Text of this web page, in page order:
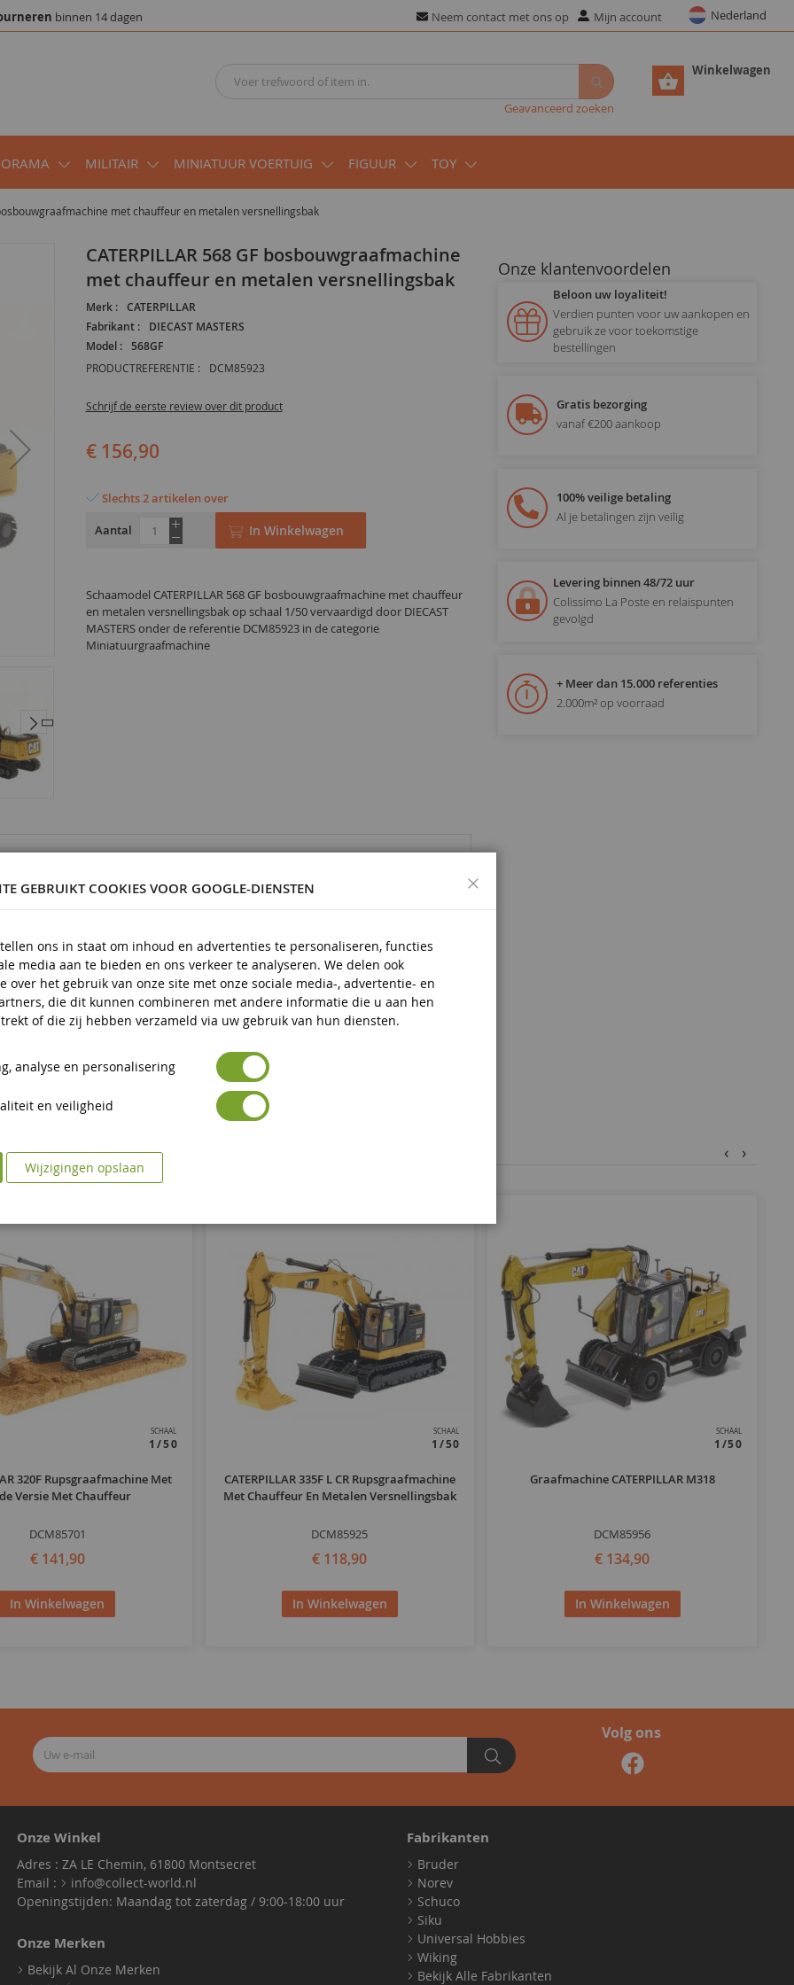
binnen 14 dagen Neem contact met ons op Mijn account Nederland
Winkelwagen
Geavanceerd zoeken
MILITAIR MINIATUUR VOERTUIG FIGUUR TOY
bosbouwgraafmachine met chauffeur en metalen versnellingsbak
CATERPILLAR 568 GF bosbouwgraafmachine
met chauffeur en metalen versnellingsbak
Merk :
CATERPILLAR
Fabrikant :
DIECAST MASTERS
Model :
568GF
PRODUCTREFERENTIE : DCM85923
Schrijf de eerste review over dit product
€ 156,90
Slechts 2 artikelen over
Aantal
In Winkelwagen
Schaamodel CATERPILLAR 568 GF bosbouwgraafmachine met chauffeur
en metalen versnellingsbak op schaal 1/50 vervaardigd door DIECAST
MASTERS onder de referentie DCM85923 in de categorie
Miniatuurgraafmachine
kunststof
ouder
Onze klantenvoordelen
Beloon uw loyaliteit!
Verdien punten voor uw aankopen en
gebruik ze voor toekomstige
bestellingen
Gratis bezorging
vanaf €200 aankoop
100% veilige betaling
Al je betalingen zijn veilig
Levering binnen 48/72 uur
Colissimo La Poste en relaispunten
gevolgd
+ Meer dan 15.000 referenties
2.000m² op voorraad
SCHAAL
1/50
320F Rupsgraafmachine Met
Versie Met Chauffeur
DCM85701
€ 141,90
In Winkelwagen
SCHAAL
1/50
CATERPILLAR 335F L CR Rupsgraafmachine
Met Chauffeur En Metalen Versnellingsbak
DCM85925
€ 118,90
In Winkelwagen
SCHAAL
1/50
Graafmachine CATERPILLAR M318
DCM85956
€ 134,90
In Winkelwagen
‹ ›
Volg ons
Onze Winkel
Adres : ZA LE Chemin, 61800 Montsecret
Email :
info@collect-world.nl
Openingstijden: Maandag tot zaterdag / 9:00-18:00 uur
Onze Merken
Bekijk Al Onze Merken
Fabrikanten
Bruder
Norev
Schuco
Siku
Universal Hobbies
Wiking
Bekijk Alle Fabrikanten
GEBRUIKT COOKIES VOOR GOOGLE-DIENSTEN
ons in staat om inhoud en advertenties te personaliseren, functies
media aan te bieden en ons verkeer te analyseren. We delen ook
over het gebruik van onze site met onze sociale media-, advertentie- en
die dit kunnen combineren met andere informatie die u aan hen
of die zij hebben verzameld via uw gebruik van hun diensten.
analyse en personalisering
en veiligheid
Wijzigingen opslaan